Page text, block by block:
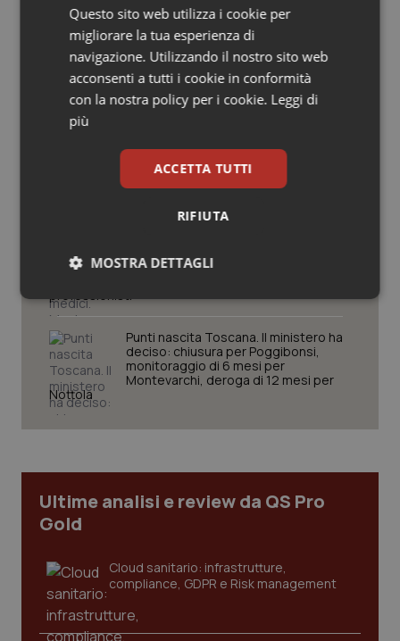
Salute orale & impianti
Sangue & coagulazione
Tiroide
Tumore al seno
Tumori del Polmone & Testa Collo
Tumori gastrointestinali
Ulcera & Reflusso
Vaccini
Regioni e Asl
Regione Lombardia scrive al ministro
Schillaci: “Gli attuali indicatori non
fotografano la qualità reale del Ssn”
San Raffaele di Milano. Ispezioni e
criticità riscontrate, stop al
anni di lavoro, regole più chiare, meno
professionisti”
Punti nascita Toscana. Il ministero ha
deciso: chiusura per Poggibonsi,
monitoraggio di 6 mesi per
Montevarchi, deroga di 12 mesi per
Nottola
Ultime analisi e review da QS Pro
Gold
Cloud sanitario: infrastrutture,
compliance, GDPR e Risk management
Questo sito web utilizza i cookie per
migliorare la tua esperienza di
navigazione. Utilizzando il nostro sito web
acconsenti a tutti i cookie in conformità
con la nostra policy per i cookie. Leggi di
più
ACCETTA TUTTI
RIFIUTA
MOSTRA DETTAGLI
Necessari Statistici Marketing
Necessari Statistici Marketing
sito web abilitandone funzionalità di base quali la
protette del sito. Il sito web non è in grado di
funzionare correttamente senza questi cookie.
VISITOR_PRIVACY_METADATA
YouTube
.youtube.com